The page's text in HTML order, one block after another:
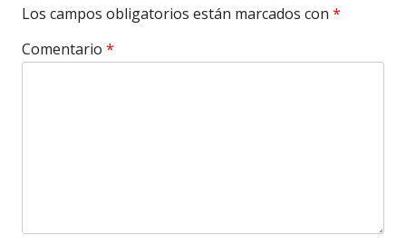
Los campos obligatorios están marcados con *
Comentario *